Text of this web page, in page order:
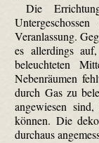
Die
Veranlassung.
es allerdings
beleuchteten
Nebenräumen
durch Gas zu
angewiesen
können. Die
durchaus